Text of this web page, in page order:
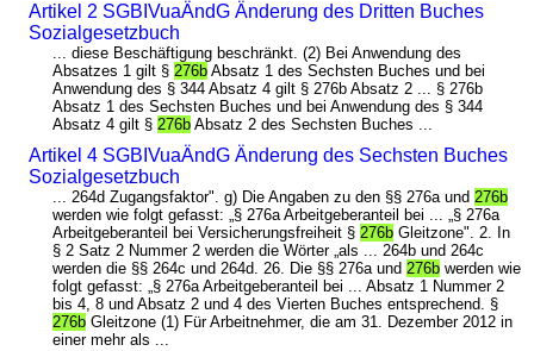
Artikel 2 SGBIVuaÄndG Änderung des Dritten Buches
Sozialgesetzbuch
... diese Beschäftigung beschränkt. (2) Bei Anwendung des
Absatzes 1 gilt §276b Absatz 1 des Sechsten Buches und bei
Anwendung des § 344 Absatz 4 gilt § 276b Absatz 2 ... § 276b
Absatz 1 des Sechsten Buches und bei Anwendung des § 344
Absatz 4 gilt §276b Absatz 2 des Sechsten Buches ...
Artikel 4 SGBIVuaÄndG Änderung des Sechsten Buches
Sozialgesetzbuch
... 264d Zugangsfaktor". g) Die Angaben zu den §§ 276a und276b
werden wie folgt gefasst: „§ 276a Arbeitgeberanteil bei ... „§ 276a
Arbeitgeberanteil bei Versicherungsfreiheit §276b Gleitzone". 2. In
§ 2 Satz 2 Nummer 2 werden die Wörter „als ... 264b und 264c
werden die §§ 264c und 264d. 26. Die §§ 276a und276b werden wie
folgt gefasst: „§ 276a Arbeitgeberanteil bei ... Absatz 1 Nummer 2
bis 4, 8 und Absatz 2 und 4 des Vierten Buches entsprechend. §
276b Gleitzone (1) Für Arbeitnehmer, die am 31. Dezember 2012 in
einer mehr als ...